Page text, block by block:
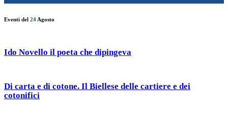
Eventi del 24 Agosto
Ido Novello il poeta che dipingeva
Di carta e di cotone. Il Biellese delle cartiere e dei
cotonifici